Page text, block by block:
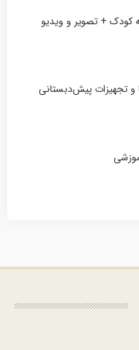
+ تصویر و ویدیو
و تجهیزات پیش‌دبستانی